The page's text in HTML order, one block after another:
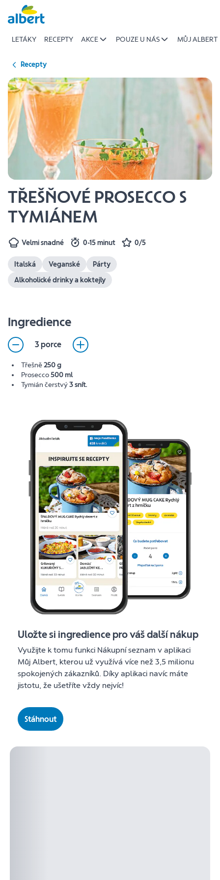
Přeskočit
LETÁKY RECEPTY AKCE POUZE U NÁS MŮJ ALBERT
Recepty
TŘEŠŇOVÉ PROSECCO S
TYMIÁNEM
Velmi snadné 0-15 minut 0/5
Italská Veganské
Párty
Alkoholické drinky a koktejly
Ingredience
3 porce
Třešně250 g
Prosecco500 ml
Tymián čerstvý3 snít.
Uložte si ingredience pro váš další nákup
Využijte k tomu funkci Nákupní seznam v aplikaci
Můj Albert, kterou už využívá více než 3,5 milionu
spokojených zákazníků. Díky aplikaci navíc máte
jistotu, že ušetříte vždy nejvíc!
Stáhnout